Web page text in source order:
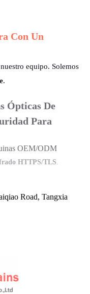
Con Un
equipo. Solemos
.
Ópticas De
Para
OEM/ODM
HTTPS/TLS
Road, Tangxia